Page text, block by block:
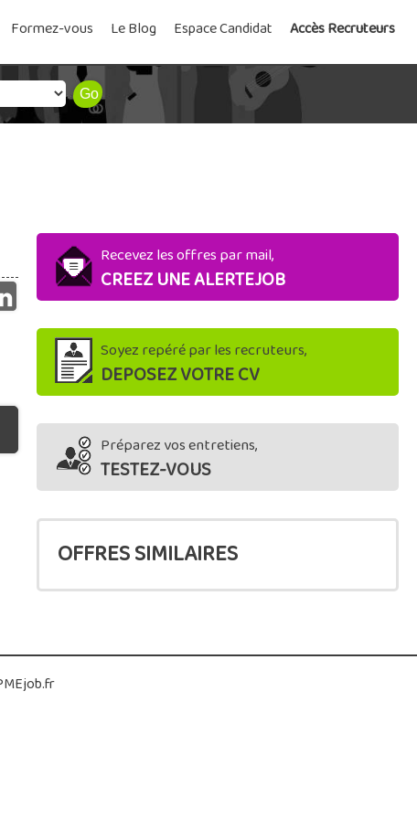
Formez-vous Le Blog Espace Candidat Accès Recruteurs
Recevez les offres par mail,
CREEZ UNE ALERTEJOB
Soyez repéré par les recruteurs,
DEPOSEZ VOTRE CV
Préparez vos entretiens,
TESTEZ-VOUS
OFFRES SIMILAIRES